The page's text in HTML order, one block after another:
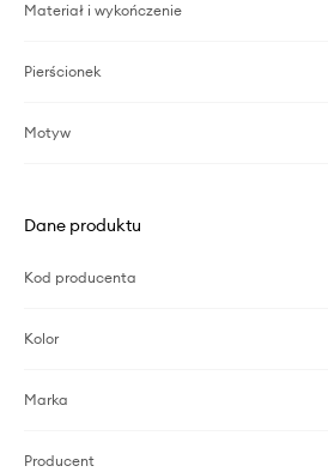
Materiał i wykończenie
Pierścionek
Motyw
Dane produktu
Kod producenta
Kolor
Marka
Producent